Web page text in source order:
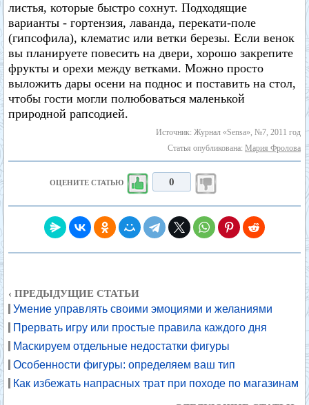
листья, которые быстро сохнут. Подходящие
варианты - гортензия, лаванда, перекати-поле
(гипсофила), клематис или ветки березы. Если венок
вы планируете повесить на двери, хорошо закрепите
фрукты и орехи между ветками. Можно просто
выложить дары осени на поднос и поставить на стол,
чтобы гости могли полюбоваться маленькой
природной рапсодией.
Источник: Журнал «Sensa», №7, 2011 год
Статья опубликована: Мария Фролова
ОЦЕНИТЕ СТАТЬЮ 0
‹ ПРЕДЫДУЩИЕ СТАТЬИ
Умение управлять своими эмоциями и желаниями
Прервать игру или простые правила каждого дня
Маскируем отдельные недостатки фигуры
Особенности фигуры: определяем ваш тип
Как избежать напрасных трат при походе по магазинам